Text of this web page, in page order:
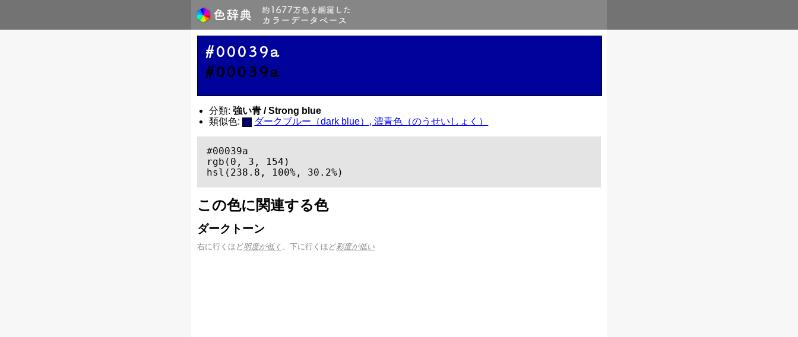
#00039a
#00039a
分類: 強い青 / Strong blue
類似色:
ダークブルー（dark blue）, 濃青色（のうせいしょく）
#00039a
rgb(0, 3, 154)
hsl(238.8, 100%, 30.2%)
この色に関連する色
ダークトーン
右に行くほど明度が低く 、下に行くほど彩度が低い